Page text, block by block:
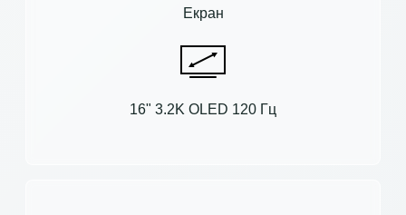
Екран
16" 3.2K OLED 120 Гц